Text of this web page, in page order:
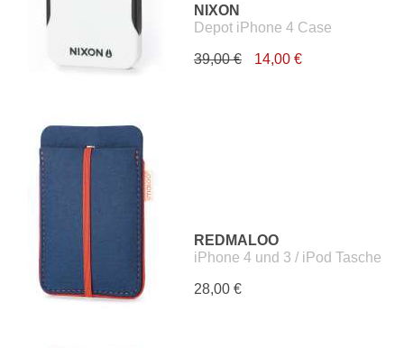
NIXON
Depot iPhone 4 Case
39,00 € 14,00 €
REDMALOO
iPhone 4 und 3 / iPod Tasche
28,00 €